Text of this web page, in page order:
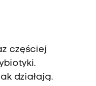
częściej
działają.